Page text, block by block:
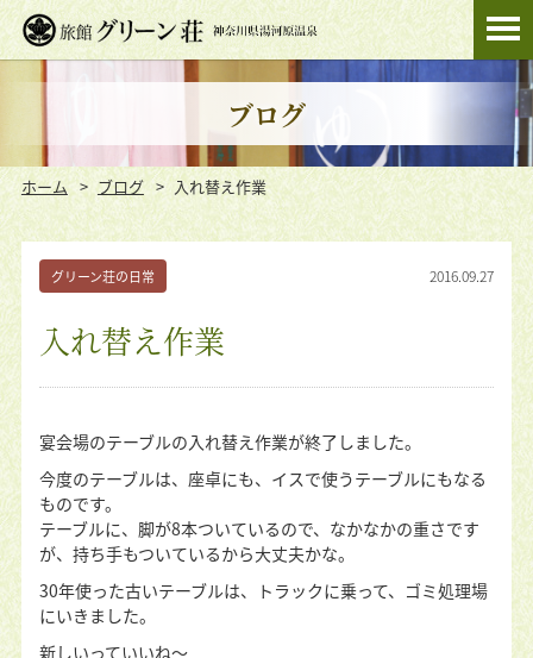
ブログ
ホーム ブログ 入れ替え作業
グリーン荘の日常 2016.09.27
入れ替え作業
宴会場のテーブルの入れ替え作業が終了しました。
今度のテーブルは、座卓にも、イスで使うテーブルにもなる
ものです。
テーブルに、脚が8本ついているので、なかなかの重さです
が、持ち手もついているから大丈夫かな。
30年使った古いテーブルは、トラックに乗って、ゴミ処理場
にいきました。
新しいっていいね〜